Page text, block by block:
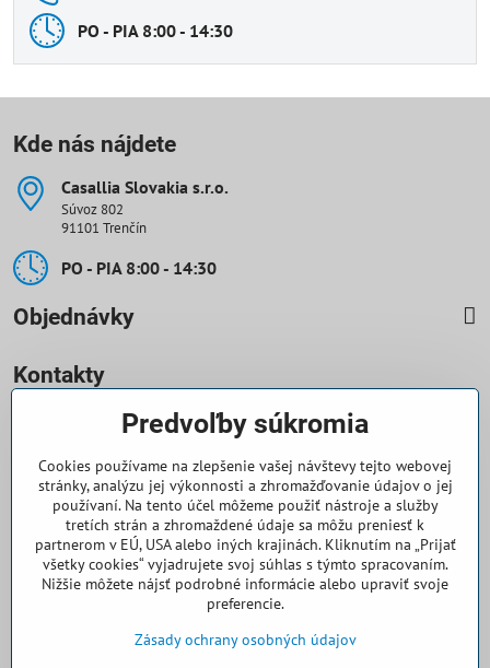
PO - PIA 8:00 - 14:30
Kde nás nájdete
Casallia Slovakia s​.r​.o​.
Súvoz 802
91101 Trenčín
PO - PIA 8:00 - 14:30
Objednávky
Kontakty
0918 708 070
objednavky​@casallia​.sk
+421 32 7443 844
+421 32 7445 133
Všetko k nákupu
Predvoľby súkromia
Cookies používame na zlepšenie vašej návštevy tejto webovej
stránky, analýzu jej výkonnosti a zhromažďovanie údajov o jej
používaní. Na tento účel môžeme použiť nástroje a služby
tretích strán a zhromaždené údaje sa môžu preniesť k
partnerom v EÚ, USA alebo iných krajinách. Kliknutím na „Prijať
všetky cookies“ vyjadrujete svoj súhlas s týmto spracovaním.
Nižšie môžete nájsť podrobné informácie alebo upraviť svoje
preferencie.
Zásady ochrany osobných údajov